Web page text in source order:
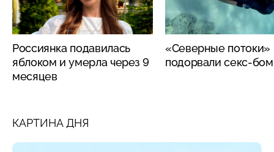
Россиянка подавилась
яблоком и умерла через 9
месяцев
«Северные потоки»
подорвали секс-
КАРТИНА ДНЯ